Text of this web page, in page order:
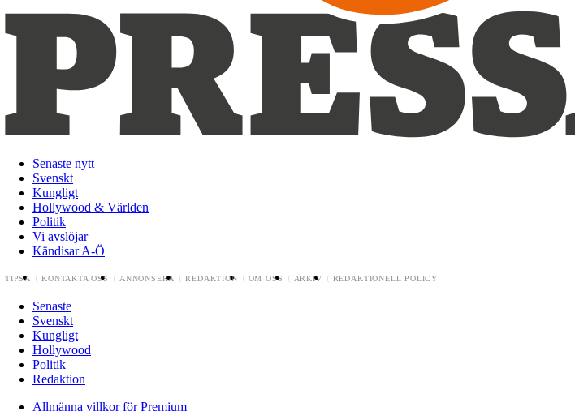
Senaste nytt
Svenskt
Kungligt
Hollywood & Världen
Politik
Vi avslöjar
Kändisar A-Ö
TIPSA KONTAKTA OSS ANNONSERA REDAKTION OM OSS ARKIV REDAKTIONELL POLICY
Senaste
Svenskt
Kungligt
Hollywood
Politik
Redaktion
Allmänna villkor för Premium